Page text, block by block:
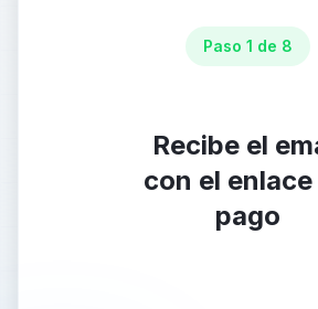
Paso 1 de 8
Recibe el
con el enlace
pago